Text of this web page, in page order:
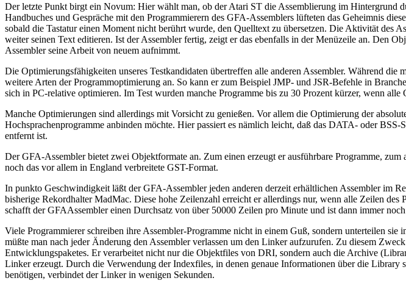
Der letzte Punkt birgt ein Novum: Hier wählt man, ob der Atari ST die Assemblierung im Hintergrund
Handbuches und Gespräche mit den Programmierern des GFA-Assemblers lüfteten das Geheimnis
sobald die Tastatur einen Moment nicht berührt wurde, den Quelltext zu übersetzen. Die Aktivität des
weiter seinen Text editieren. Ist der Assembler fertig, zeigt er das ebenfalls in der Menüzeile an. Den
Assembler seine Arbeit von neuem aufnimmt.
Die Optimierungsfähigkeiten unseres Testkandidaten übertreffen alle anderen Assembler. Während
weitere Arten der Programmoptimierung an. So kann er zum Beispiel JMP- und JSR-Befehle in
sich in PC-relative optimieren. Im Test wurden manche Programme bis zu 30 Prozent kürzer, wenn alle
Manche Optimierungen sind allerdings mit Vorsicht zu genießen. Vor allem die Optimierung der
Hochsprachenprogramme anbinden möchte. Hier passiert es nämlich leicht, daß das DATA- oder
entfernt ist.
Der GFA-Assembler bietet zwei Objektformate an. Zum einen erzeugt er ausführbare Programme,
noch das vor allem in England verbreitete GST-Format.
In punkto Geschwindigkeit läßt der GFA-Assembler jeden anderen derzeit erhältlichen Assembler im
bisherige Rekordhalter MadMac. Diese hohe Zeilenzahl erreicht er allerdings nur, wenn alle Zeilen
schafft der GFAAssembler einen Durchsatz von über 50000 Zeilen pro Minute und ist dann immer
Viele Programmierer schreiben ihre Assembler-Programme nicht in einem Guß, sondern unterteilen
müßte man nach jeder Änderung den Assembler verlassen um den Linker aufzurufen. Zu diesem
Entwicklungspaketes. Er verarbeitet nicht nur die Objektfiles von DRI, sondern auch die Archive
Linker erzeugt. Durch die Verwendung der Indexfiles, in denen genaue Informationen über die
benötigen, verbindet der Linker in wenigen Sekunden.